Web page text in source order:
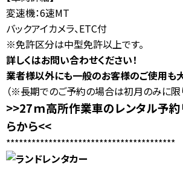
変速機：6速MT
バックアイカメラ、ETC付
※免許区分は中型免許以上です。
詳しくはお問い合わせください！
業者様以外にも一般のお客様のご使用も
（※長期でのご予約の場合は初月のみに限
>>27ｍ高所作業車のレンタル予約
らから<<
****************************************